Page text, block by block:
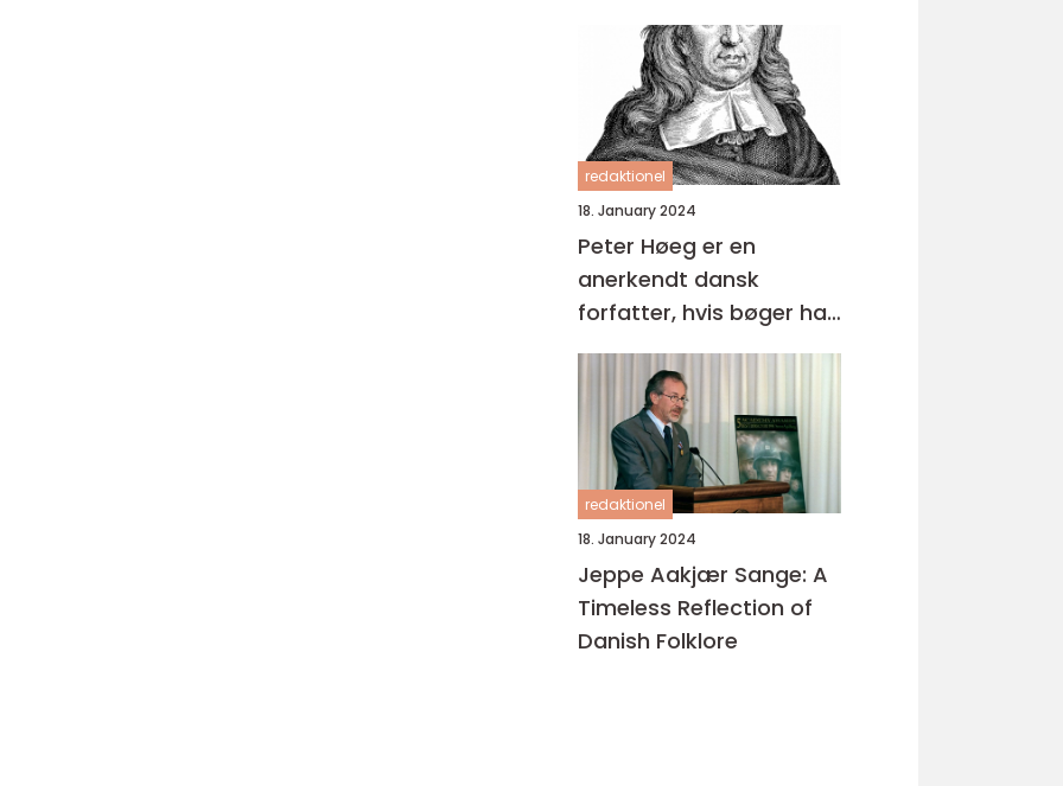
udvikling over tid
redaktionel
18. January 2024
Peter Høeg er en
anerkendt dansk
forfatter, hvis bøger har
opnået stor popularitet
både nationalt og
internationalt
redaktionel
18. January 2024
Jeppe Aakjær Sange: A
Timeless Reflection of
Danish Folklore